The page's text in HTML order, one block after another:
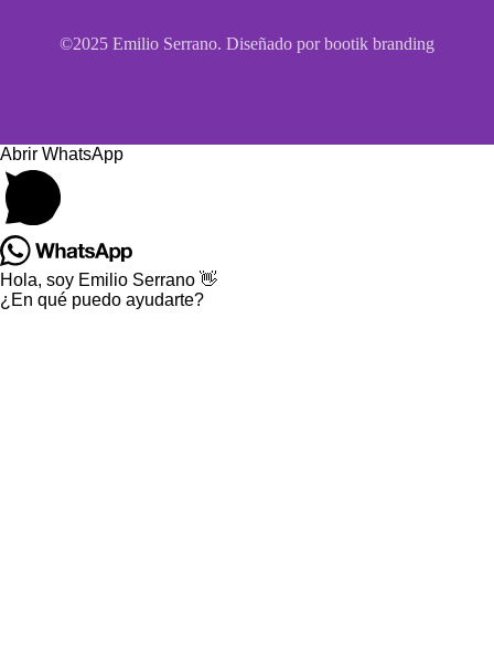
©2025 Emilio Serrano. Diseñado por bootik branding
Abrir WhatsApp
Hola, soy Emilio Serrano 👋
¿En qué puedo ayudarte?